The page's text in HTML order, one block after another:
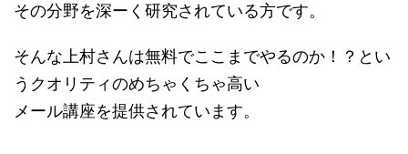
その分野を深ーく研究されている方です。
そんな上村さんは無料でここまでやるのか！？とい
うクオリティのめちゃくちゃ高い
メール講座を提供されています。